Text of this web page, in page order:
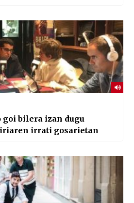
bilera izan dugu
irrati gosarietan